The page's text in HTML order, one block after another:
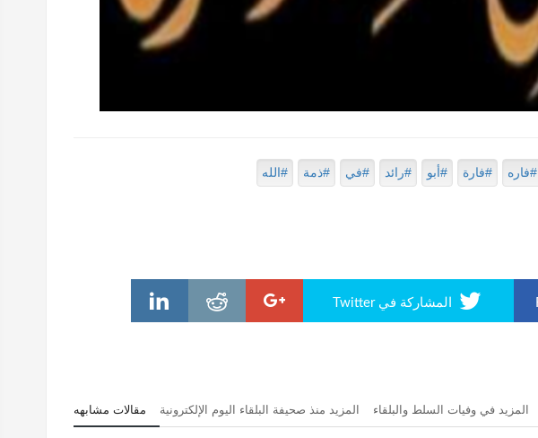
#فاره #فارة #أبو #رائد #في #ذمة #الله
المشاركة في Twitter
مقالات مشابهه المزيد منذ صحيفة البلقاء اليوم الإلكترونية المزيد في وفيات السلط والبلقاء